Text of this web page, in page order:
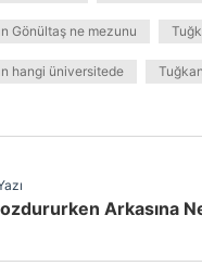
Gönültaş ne mezunu
hangi üniversitede
Arkasına Ne